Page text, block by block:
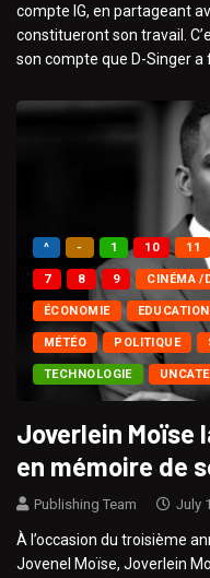
compte IG, en partageant
constitueront son travail.
son compte que D-Singer a
^ - 1 10 11
7 8 9 CINÉMA /
ÉCONOMIE EDUCATION
MÉTÉO POLITIQUE
TECHNOLOGIE
Joverlein Moïse
en mémoire de
Publishing Team July
À l’occasion du troisième
Jovenel Moïse, Joverlein